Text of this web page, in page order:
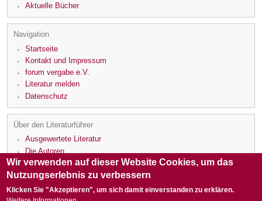
Aktuelle Bücher
Navigation
Startseite
Kontakt und Impressum
forum vergabe e.V.
Literatur melden
Datenschutz
Über den Literaturführer
Ausgewertete Literatur
Die Autoren
Die Rezensenten
Wir verwenden auf dieser Website Cookies, um das
Nutzungserlebnis zu verbessern
Klicken Sie "Akzeptieren", um sich damit einverstanden zu erklären.